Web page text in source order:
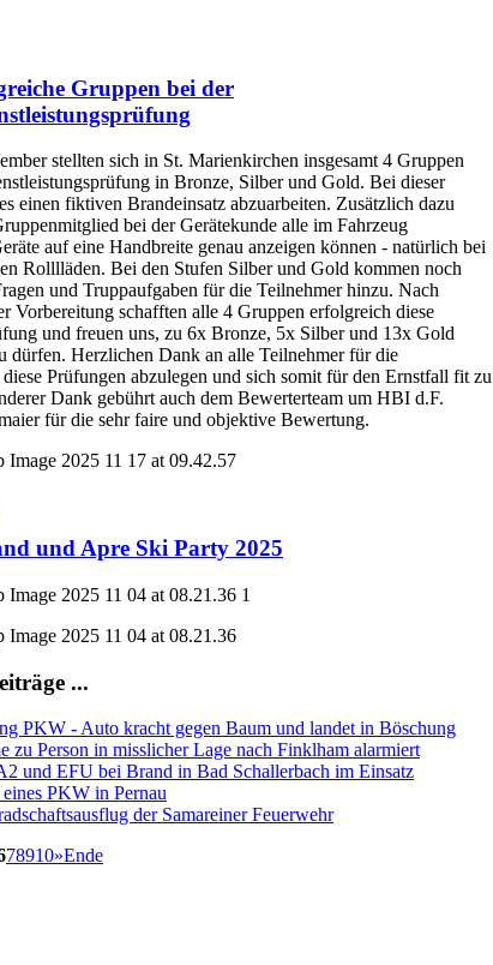
Gruppen bei der
stellten sich in St. Marienkirchen insgesamt 4 Gruppen
in Bronze, Silber und Gold. Bei dieser
einen fiktiven Brandeinsatz abzuarbeiten. Zusätzlich dazu
bei der Gerätekunde alle im Fahrzeug
auf eine Handbreite genau anzeigen können - natürlich bei
Rolllläden. Bei den Stufen Silber und Gold kommen noch
und Truppaufgaben für die Teilnehmer hinzu. Nach
Vorbereitung schafften alle 4 Gruppen erfolgreich diese
und freuen uns, zu 6x Bronze, 5x Silber und 13x Gold
dürfen. Herzlichen Dank an alle Teilnehmer für die
Prüfungen abzulegen und sich somit für den Ernstfall fit zu
Dank gebührt auch dem Bewerterteam um HBI d.F.
für die sehr faire und objektive Bewertung.
und Apre Ski Party 2025
...
PKW - Auto kracht gegen Baum und landet in Böschung
zu Person in misslicher Lage nach Finklham alarmiert
und EFU bei Brand in Bad Schallerbach im Einsatz
PKW in Pernau
der Samareiner Feuerwehr
78910»Ende